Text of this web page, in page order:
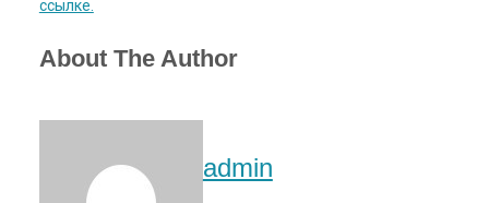
ссылке.
About The Author
admin